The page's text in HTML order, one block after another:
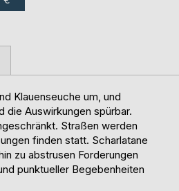
Klauenseuche um, und
die Auswirkungen spürbar.
Straßen werden
finden statt. Scharlatane
zu abstrusen Forderungen
punktueller Begebenheiten